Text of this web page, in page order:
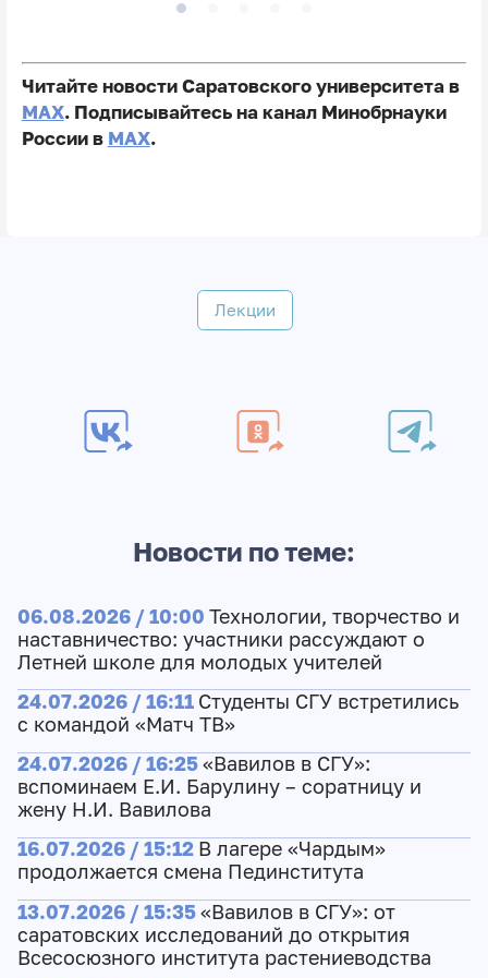
Читайте новости Саратовского университета в
MAX. Подписывайтесь на канал Минобрнауки
России в MAX.
Лекции
Новости по теме:
06.08.2026 / 10:00 Технологии, творчество и
наставничество: участники рассуждают о
Летней школе для молодых учителей
24.07.2026 / 16:11 Студенты СГУ встретились
с командой «Матч ТВ»
24.07.2026 / 16:25«Вавилов в СГУ»:
вспоминаем Е.И. Барулину – соратницу и
жену Н.И. Вавилова
16.07.2026 / 15:12 В лагере «Чардым»
продолжается смена Пединститута
13.07.2026 / 15:35«Вавилов в СГУ»: от
саратовских исследований до открытия
Всесосюзного института растениеводства